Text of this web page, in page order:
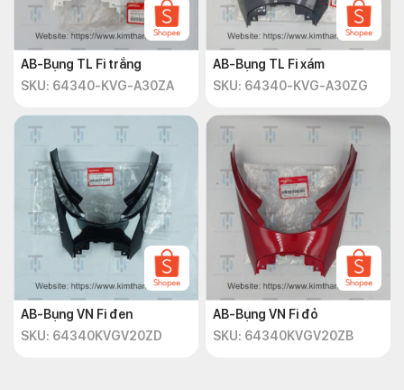
AB-Bụng TL Fi trắng
SKU: 64340-KVG-A30ZA
AB-Bụng TL Fi xám
SKU: 64340-KVG-A30ZG
AB-Bụng VN Fi đen
SKU: 64340KVGV20ZD
AB-Bụng VN Fi đỏ
SKU: 64340KVGV20ZB